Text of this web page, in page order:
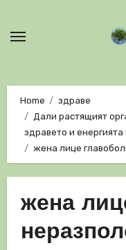
Home
здраве
Дали растящият
здравето и енергията
жена лице
жена